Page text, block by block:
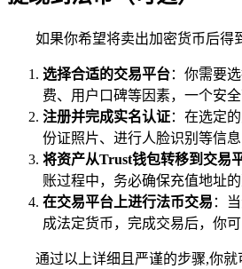
如果你希望将卖出加密货币后得
选择合适的交易平台：你需要
费、用户口碑等因素，一个安
注册并完成实名认证：在选定
份证照片、进行人脸识别等信
将资产从Trust钱包转移到交易
账过程中，务必确保充值地址
在交易平台上进行法币交易 ：
成法定货币，完成交易后，你
通过以上详细且严谨的步骤,你